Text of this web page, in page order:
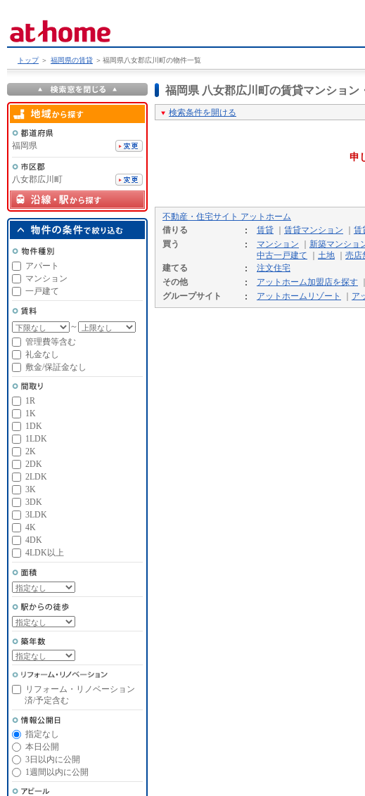
トップ ＞ 福岡県の賃貸 ＞ 福岡県八女郡広川町の物件一覧
福岡県 八女郡広川町の賃貸マンション
検索条件を開ける
申
不動産・住宅サイト アットホーム
借りる
賃貸 賃貸マンション 賃
買う
マンション 新築マンショ
中古一戸建て
土地 売店
建てる
注文住宅
その他
アットホーム加盟店を探す
グループサイト
アットホームリゾート ア
福岡県
八女郡広川町
アパート
マンション
一戸建て
～
管理費等含む
礼金なし
敷金/保証金なし
1R
1K
1DK
1LDK
2K
2DK
2LDK
3K
3DK
3LDK
4K
4DK
4LDK以上
リフォーム・リノベーション
済/予定含む
指定なし
本日公開
3日以内に公開
1週間以内に公開